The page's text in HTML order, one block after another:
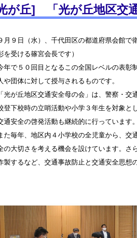
が丘] 「光が丘地区交
月９日（水）、千代田区の都道府県会館で
を受ける篠宮会長です）
年で５０回目となるこの全国レベルの表彰
や団体に対して授与されるものです。
光が丘地区交通安全母の会」は、警察・交
登下校時の立哨活動や小学３年生を対象と
通安全の啓発活動も継続的に行っています。
た毎年、地区内４小学校の全児童から、交
の大切さを考える機会を設けています。さ
製するなど、交通事故防止と交通安全思想